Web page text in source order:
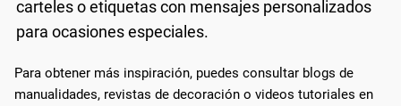
carteles o etiquetas con mensajes personalizados
para ocasiones especiales.
Para obtener más inspiración, puedes consultar blogs de
manualidades, revistas de decoración o videos tutoriales en